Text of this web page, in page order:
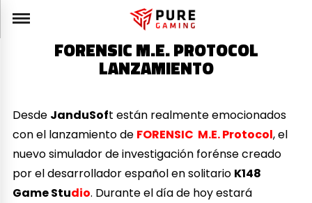
FORENSIC M.E. PROTOCOL
LANZAMIENTO
Desde JanduSoft están realmente emocionados
con el lanzamiento de FORENSIC M.E. Protocol, el
nuevo simulador de investigación forénse creado
por el desarrollador español en solitario K148
Game Studio. Durante el día de hoy estará